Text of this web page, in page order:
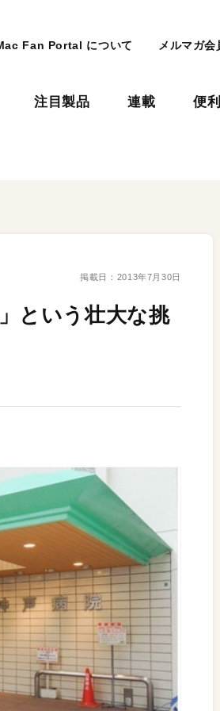
Fan Portal について メルマガ会
注目製品 連載 便
掲載日： 2013年7月30日
という壮大な挑